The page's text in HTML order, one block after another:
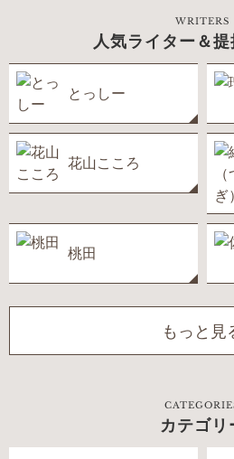
WRITERS
人気ライター＆
とっしー
花山こころ
桃田
もっと見
カテゴリ